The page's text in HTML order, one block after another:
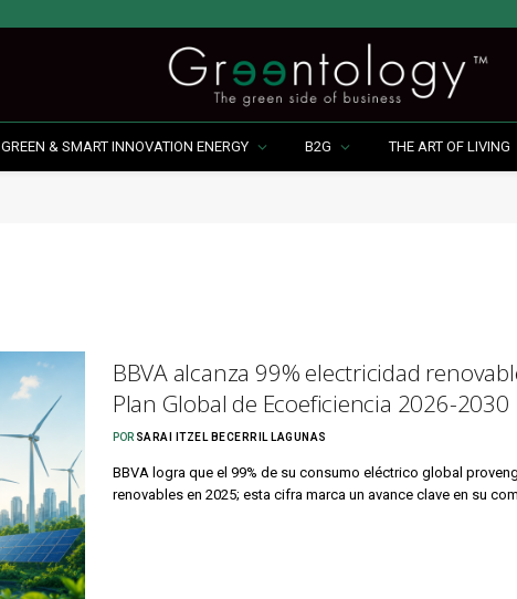
GREEN & SMART INNOVATION ENERGY B2G THE ART OF LIVING
BBVA alcanza 99% electricidad
Plan Global de Ecoeficiencia 2026-2030
POR SARAI ITZEL BECERRIL LAGUNAS
BBVA logra que el 99% de su consumo eléctrico global
renovables en 2025; esta cifra marca un avance clave en su